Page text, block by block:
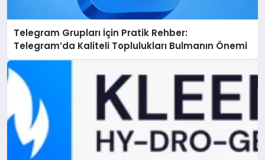
Telegram Grupları İçin Pratik Rehber:
Telegram’da Kaliteli Toplulukları Bulmanın Önemi